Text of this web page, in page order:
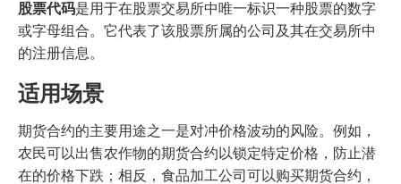
股票代码是用于在股票交易所中唯一标识一种股票的数字
或字母组合。它代表了该股票所属的公司及其在交易所中
的注册信息。
适用场景
期货合约的主要用途之一是对冲价格波动的风险。例如，
农民可以出售农作物的期货合约以锁定特定价格，防止潜
在的价格下跌；相反，食品加工公司可以购买期货合约，